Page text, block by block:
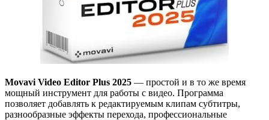
Movavi Video Editor Plus 2025 — простой и в то же время
мощный инструмент для работы с видео. Программа
позволяет добавлять к редактируемым клипам субтитры,
разнообразные эффекты перехода, профессиональные